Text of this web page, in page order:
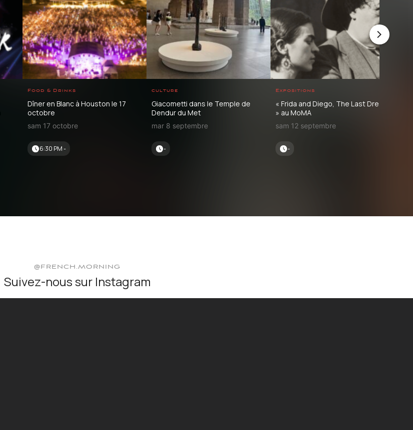
Food & Drinks
Dîner en Blanc à Houston le 17
octobre
sam 17 octobre
6:30 PM -
culture
Giacometti dans le Temple de
Dendur du Met
mar 8 septembre
-
Expositions
« Frida and Diego, The Last Dream
» au MoMA
sam 12 septembre
-
@FRENCH.MORNING
Suivez-nous sur Instagram